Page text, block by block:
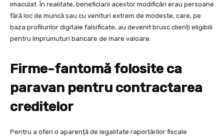
imaculat. În realitate, beneficiarii acestor modificări erau persoane
fără loc de muncă sau cu venituri extrem de modeste, care, pe
baza profilurilor digitale falsificate, au devenit brusc clienți eligibili
pentru împrumuturi bancare de mare valoare.
Firme-fantomă folosite ca
paravan pentru contractarea
creditelor
Pentru a oferi o aparență de legalitate raportărilor fiscale